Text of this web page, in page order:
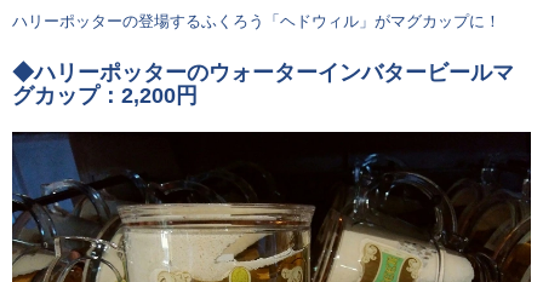
ハリーポッターの登場するふくろう「ヘドウィル」がマグカップに！
◆ハリーポッターのウォーターインバタービールマ
グカップ：2,200円